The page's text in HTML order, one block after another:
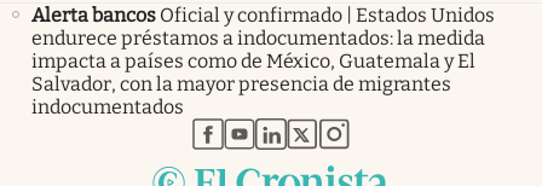
Alerta bancos Oficial y confirmado | Estados Unidos
endurece préstamos a indocumentados: la medida
impacta a países como de México, Guatemala y El
Salvador, con la mayor presencia de migrantes
indocumentados
abre en nueva pestaña
abre en nueva pestaña
abre en nueva pestaña
abre en nueva pestaña
abre en nueva pestaña